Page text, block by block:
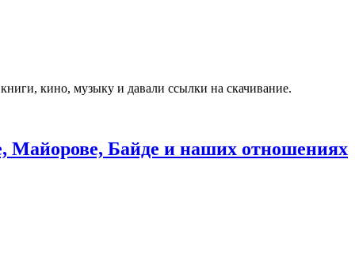
кино, музыку и давали ссылки на скачивание.
Майорове, Байде и наших отношениях